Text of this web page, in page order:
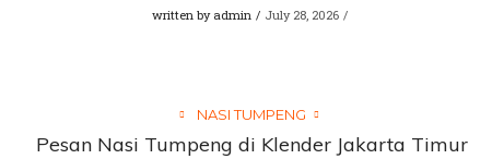
written by admin July 28, 2026
NASI TUMPENG
Pesan Nasi Tumpeng di Klender Jakarta Timur